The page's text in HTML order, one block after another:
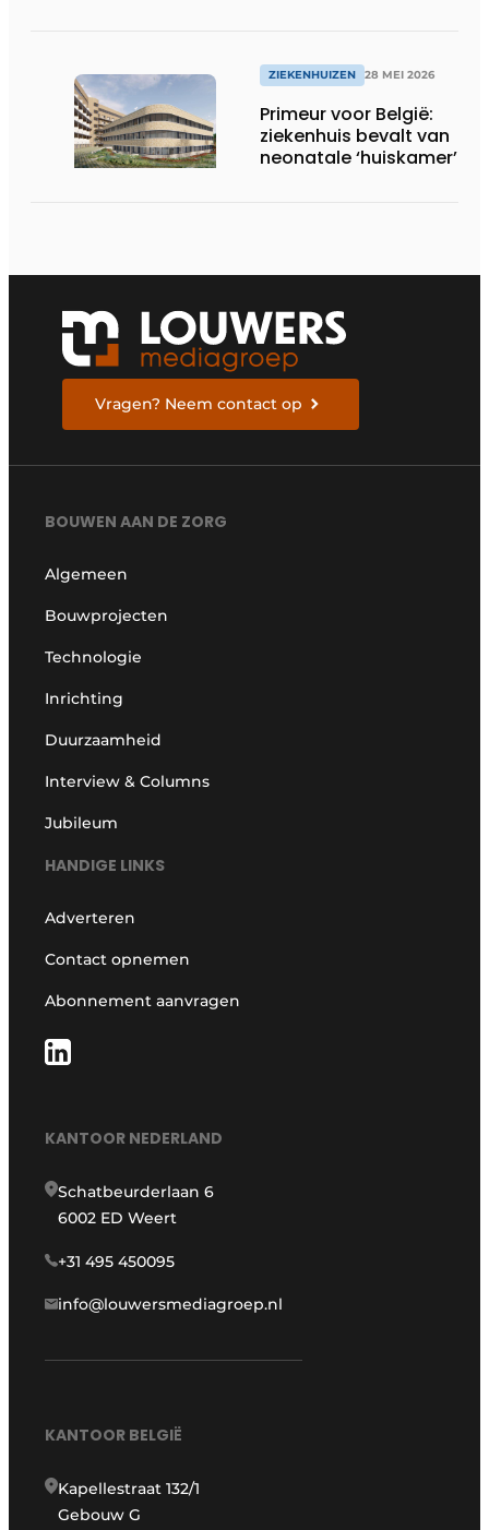
ZIEKENHUIZEN 28 MEI 2026
Primeur voor België:
ziekenhuis bevalt van
neonatale ‘huiskamer’
Vragen? Neem contact op
BOUWEN AAN DE ZORG
Algemeen
Bouwprojecten
Technologie
Inrichting
Duurzaamheid
Interview & Columns
Jubileum
HANDIGE LINKS
Adverteren
Contact opnemen
Abonnement aanvragen
KANTOOR NEDERLAND
Schatbeurderlaan 6
6002 ED Weert
+31 495 450095
info@louwersmediagroep.nl
KANTOOR BELGIË
Kapellestraat 132/1
Gebouw G